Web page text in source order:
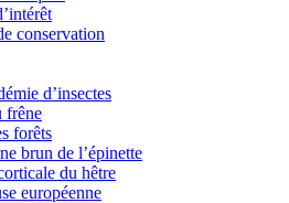
conservation
d’insectes
frêne
forêts
brun de l’épinette
du hêtre
européenne